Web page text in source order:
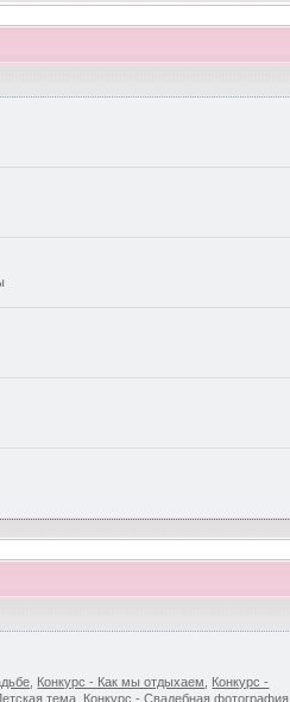
Конкурс - Как мы отдыхаем
Конкурс -
тема Конкурс - Свадебная фотография